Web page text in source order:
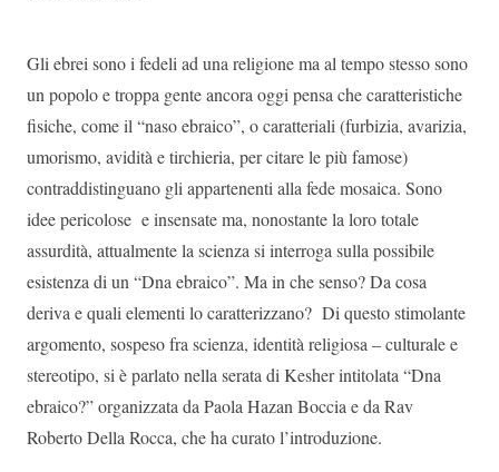
Gli ebrei sono i fedeli ad una religione ma al tempo stesso sono
un popolo e troppa gente ancora oggi pensa che caratteristiche
fisiche, come il “naso ebraico”, o caratteriali (furbizia, avarizia,
umorismo, avidità e tirchieria, per citare le più famose)
contraddistinguano gli appartenenti alla fede mosaica. Sono
idee pericolose e insensate ma, nonostante la loro totale
assurdità, attualmente la scienza si interroga sulla possibile
esistenza di un “Dna ebraico”. Ma in che senso? Da cosa
deriva e quali elementi lo caratterizzano? Di questo stimolante
argomento, sospeso fra scienza, identità religiosa – culturale e
stereotipo, si è parlato nella serata di Kesher intitolata “Dna
ebraico?” organizzata da Paola Hazan Boccia e da Rav
Roberto Della Rocca, che ha curato l’introduzione.